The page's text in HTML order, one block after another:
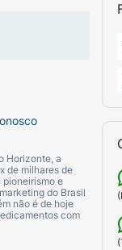
Horizonte, a
de milhares de
pioneirismo e
do Brasil
não é de hoje
com